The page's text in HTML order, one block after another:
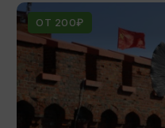
ОТ 200₽